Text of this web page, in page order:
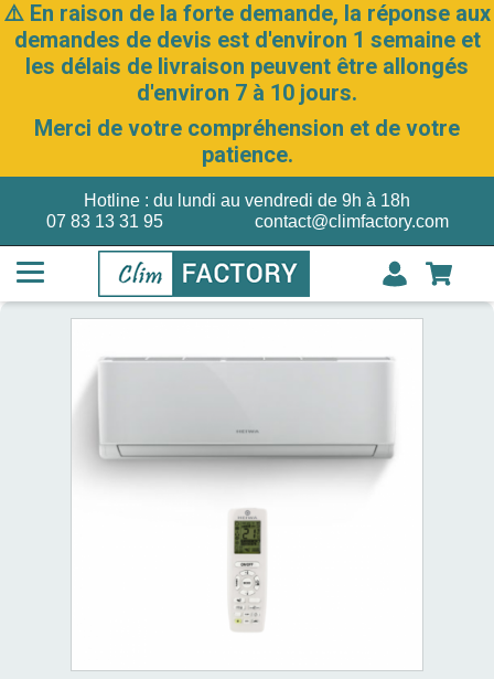
⚠️ En raison de la forte demande, la réponse aux
demandes de devis est d'environ 1 semaine et
les délais de livraison peuvent être allongés
d'environ 7 à 10 jours.
Merci de votre compréhension et de votre
patience.
07 83 13 31 95
Hotline : du lundi au vendredi de 9h à 18h
contact@climfactory.com